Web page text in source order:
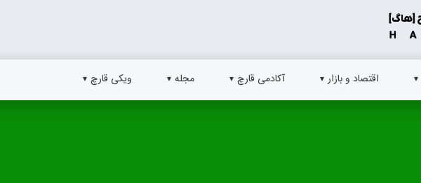
اقتصاد و بازار آکادمی قارچ مجله ویکی قارچ